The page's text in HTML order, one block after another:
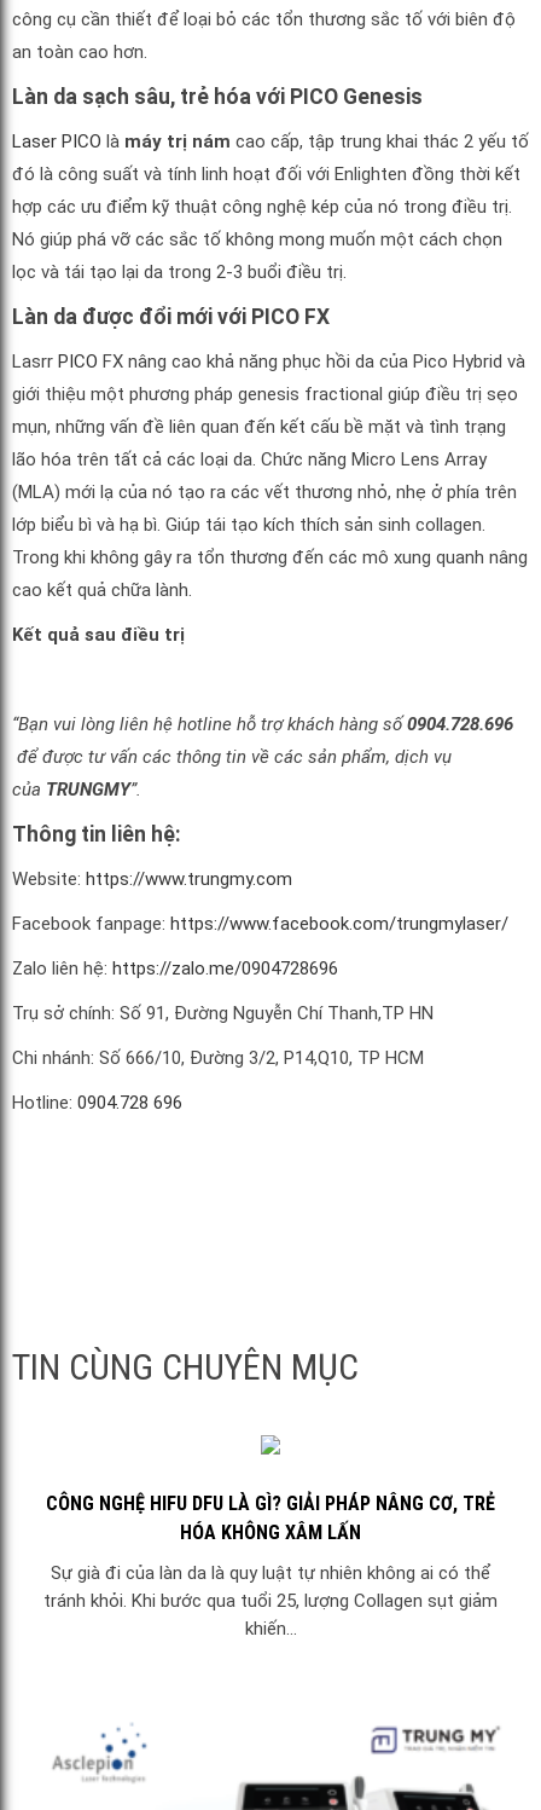
công cụ cần thiết để loại bỏ các tổn thương sắc tố với biên độ
an toàn cao hơn.
Làn da sạch sâu, trẻ hóa với PICO Genesis
Laser PICO là máy trị nám cao cấp, tập trung khai thác 2 yếu tố
đó là công suất và tính linh hoạt đối với Enlighten đồng thời kết
hợp các ưu điểm kỹ thuật công nghệ kép của nó trong điều trị.
Nó giúp phá vỡ các sắc tố không mong muốn một cách chọn
lọc và tái tạo lại da trong 2-3 buổi điều trị.
Làn da được đổi mới với PICO FX
Lasrr PICO FX nâng cao khả năng phục hồi da của Pico Hybrid và
giới thiệu một phương pháp genesis fractional giúp điều trị sẹo
mụn, những vấn đề liên quan đến kết cấu bề mặt và tình trạng
lão hóa trên tất cả các loại da. Chức năng Micro Lens Array
(MLA) mới lạ của nó tạo ra các vết thương nhỏ, nhẹ ở phía trên
lớp biểu bì và hạ bì. Giúp tái tạo kích thích sản sinh collagen.
Trong khi không gây ra tổn thương đến các mô xung quanh nâng
cao kết quả chữa lành.
Kết quả sau điều trị
“Bạn vui lòng liên hệ hotline hỗ trợ khách hàng số0904.728.696
để được tư vấn các thông tin về các sản phẩm, dịch vụ
của TRUNGMY”.
Thông tin liên hệ:
Website: https://www.trungmy.com
Facebook fanpage: https://www.facebook.com/trungmylaser/
Zalo liên hệ: https://zalo.me/0904728696
Trụ sở chính: Số 91, Đường Nguyễn Chí Thanh,TP HN
Chi nhánh: Số 666/10, Đường 3/2, P14,Q10, TP HCM
Hotline: 0904.728 696
TIN CÙNG CHUYÊN MỤC
CÔNG NGHỆ HIFU DFU LÀ GÌ? GIẢI PHÁP NÂNG CƠ, TRẺ
HÓA KHÔNG XÂM LẤN
Sự già đi của làn da là quy luật tự nhiên không ai có thể
tránh khỏi. Khi bước qua tuổi 25, lượng Collagen sụt giảm
khiến...